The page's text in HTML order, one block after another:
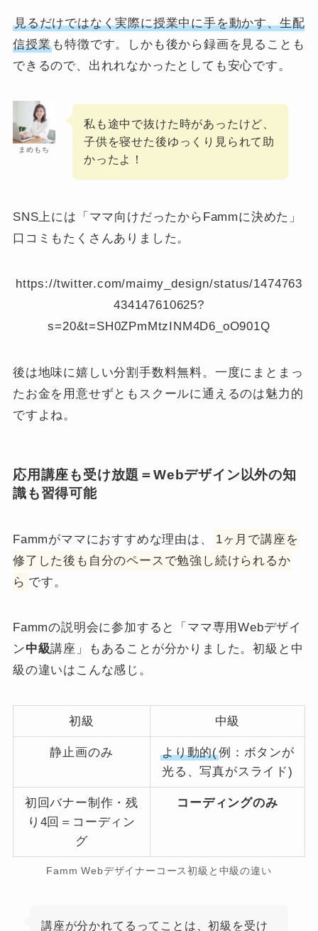
見るだけではなく実際に授業中に手を動かす、生配
信授業 も特徴です。しかも後から録画を見ることも
できるので、出れれなかったとしても安心です。
まめもち
私も途中で抜けた時があったけど、
子供を寝せた後ゆっくり見られて助
かったよ！
SNS上には「ママ向けだったからFammに決めた」
口コミもたくさんありました。
https://twitter.com/maimy_design/status/1474763
434147610625?
s=20&t=SH0ZPmMtzINM4D6_oO901Q
後は地味に嬉しい分割手数料無料。一度にまとまっ
たお金を用意せずともスクールに通えるのは魅力的
ですよね。
応用講座も受け放題＝Webデザイン以外の知
識も習得可能
Fammがママにおすすめな理由は、
1ヶ月で講座を
修了した後も自分のペースで勉強し続けられるか
ら です。
Fammの説明会に参加すると「ママ専用Webデザイ
ン中級講座」もあることが分かりました。初級と中
級の違いはこんな感じ。
初級 中級
静止画のみ より動的(例：ボタンが
光る、写真がスライド)
初回バナー制作・残
り4回＝コーディン
グ
コーディングのみ
Famm Webデザイナーコース初級と中級の違い
講座が分かれてるってことは、初級を受け